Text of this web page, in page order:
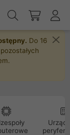
Do 16